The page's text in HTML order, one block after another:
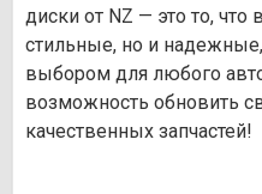
диски от NZ — это то,
стильные, но и
выбором для любого
возможность обновить
качественных запчастей!